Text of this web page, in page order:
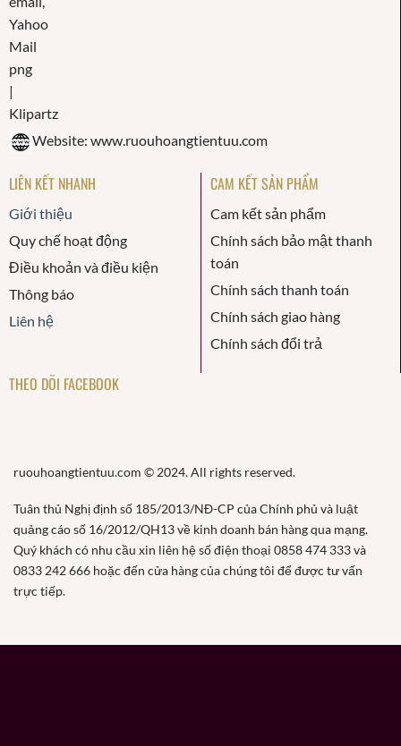
Website: www.ruouhoangtientuu.com
LIÊN KẾT NHANH
Giới thiệu
Quy chế hoạt động
Điều khoản và điều kiện
Thông báo
Liên hệ
CAM KẾT SẢN PHẨM
Cam kết sản phẩm
Chính sách bảo mật thanh
toán
Chính sách thanh toán
Chính sách giao hàng
Chính sách đổi trả
THEO DÕI FACEBOOK
ruouhoangtientuu.com © 2024. All rights reserved.
Tuân thủ Nghị định số 185/2013/NĐ-CP của Chính phủ và luật
quảng cáo số 16/2012/QH13 về kinh doanh bán hàng qua mạng.
Quý khách có nhu cầu xin liên hệ số điện thoại 0858 474 333 và
0833 242 666 hoặc đến cửa hàng của chúng tôi để được tư vấn
trực tiếp.